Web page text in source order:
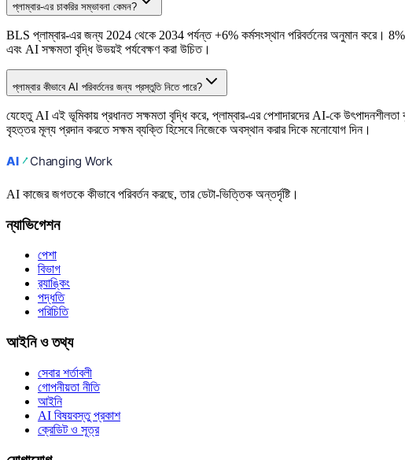
প্লাম্বার-এর চাকরির সম্ভাবনা কেমন?
BLS প্লাম্বার-এর জন্য 2024 থেকে 2034 পর্যন্ত +6% কর্মসংস্থান পরিবর্তনের অনুমান করে। 8%
এবং AI সক্ষমতা বৃদ্ধি উভয়ই পর্যবেক্ষণ করা উচিত।
প্লাম্বার কীভাবে AI পরিবর্তনের জন্য প্রস্তুতি নিতে পারে?
যেহেতু AI এই ভূমিকায় প্রধানত সক্ষমতা বৃদ্ধি করে, প্লাম্বার-এর পেশাদারদের AI-কে উৎপাদনশীলতা
বৃহত্তর মূল্য প্রদান করতে সক্ষম ব্যক্তি হিসেবে নিজেকে অবস্থান করার দিকে মনোযোগ দিন।
AI কাজের জগতকে কীভাবে পরিবর্তন করছে, তার ডেটা-ভিত্তিক অন্তর্দৃষ্টি।
ন্যাভিগেশন
পেশা
বিভাগ
র‍্যাঙ্কিং
পদ্ধতি
পরিচিতি
আইনি ও তথ্য
সেবার শর্তাবলী
গোপনীয়তা নীতি
আইনি
AI বিষয়বস্তু প্রকাশ
ক্রেডিট ও সূত্র